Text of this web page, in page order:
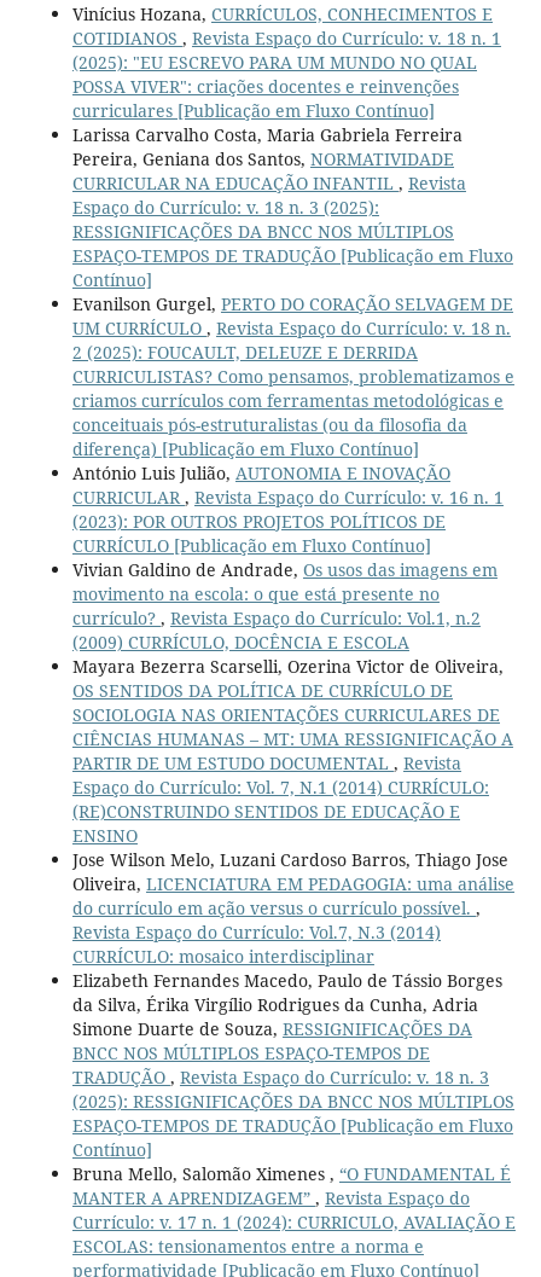
Vinícius Hozana, CURRÍCULOS, CONHECIMENTOS E
COTIDIANOS , Revista Espaço do Currículo: v. 18 n. 1
(2025): "EU ESCREVO PARA UM MUNDO NO QUAL
POSSA VIVER": criações docentes e reinvenções
curriculares [Publicação em Fluxo Contínuo]
Larissa Carvalho Costa, Maria Gabriela Ferreira
Pereira, Geniana dos Santos, NORMATIVIDADE
CURRICULAR NA EDUCAÇÃO INFANTIL , Revista
Espaço do Currículo: v. 18 n. 3 (2025):
RESSIGNIFICAÇÕES DA BNCC NOS MÚLTIPLOS
ESPAÇO-TEMPOS DE TRADUÇÃO [Publicação em Fluxo
Contínuo]
Evanilson Gurgel, PERTO DO CORAÇÃO SELVAGEM DE
UM CURRÍCULO , Revista Espaço do Currículo: v. 18 n.
2 (2025): FOUCAULT, DELEUZE E DERRIDA
CURRICULISTAS? Como pensamos, problematizamos e
criamos currículos com ferramentas metodológicas e
conceituais pós-estruturalistas (ou da filosofia da
diferença) [Publicação em Fluxo Contínuo]
António Luis Julião, AUTONOMIA E INOVAÇÃO
CURRICULAR , Revista Espaço do Currículo: v. 16 n. 1
(2023): POR OUTROS PROJETOS POLÍTICOS DE
CURRÍCULO [Publicação em Fluxo Contínuo]
Vivian Galdino de Andrade, Os usos das imagens em
movimento na escola: o que está presente no
currículo? , Revista Espaço do Currículo: Vol.1, n.2
(2009) CURRÍCULO, DOCÊNCIA E ESCOLA
Mayara Bezerra Scarselli, Ozerina Victor de Oliveira,
OS SENTIDOS DA POLÍTICA DE CURRÍCULO DE
SOCIOLOGIA NAS ORIENTAÇÕES CURRICULARES DE
CIÊNCIAS HUMANAS – MT: UMA RESSIGNIFICAÇÃO A
PARTIR DE UM ESTUDO DOCUMENTAL , Revista
Espaço do Currículo: Vol. 7, N.1 (2014) CURRÍCULO:
(RE)CONSTRUINDO SENTIDOS DE EDUCAÇÃO E
ENSINO
Jose Wilson Melo, Luzani Cardoso Barros, Thiago Jose
Oliveira, LICENCIATURA EM PEDAGOGIA: uma análise
do currículo em ação versus o currículo possível. ,
Revista Espaço do Currículo: Vol.7, N.3 (2014)
CURRÍCULO: mosaico interdisciplinar
Elizabeth Fernandes Macedo, Paulo de Tássio Borges
da Silva, Érika Virgílio Rodrigues da Cunha, Adria
Simone Duarte de Souza, RESSIGNIFICAÇÕES DA
BNCC NOS MÚLTIPLOS ESPAÇO-TEMPOS DE
TRADUÇÃO , Revista Espaço do Currículo: v. 18 n. 3
(2025): RESSIGNIFICAÇÕES DA BNCC NOS MÚLTIPLOS
ESPAÇO-TEMPOS DE TRADUÇÃO [Publicação em Fluxo
Contínuo]
Bruna Mello, Salomão Ximenes , “O FUNDAMENTAL É
MANTER A APRENDIZAGEM” , Revista Espaço do
Currículo: v. 17 n. 1 (2024): CURRICULO, AVALIAÇÃO E
ESCOLAS: tensionamentos entre a norma e
performatividade [Publicação em Fluxo Contínuo]